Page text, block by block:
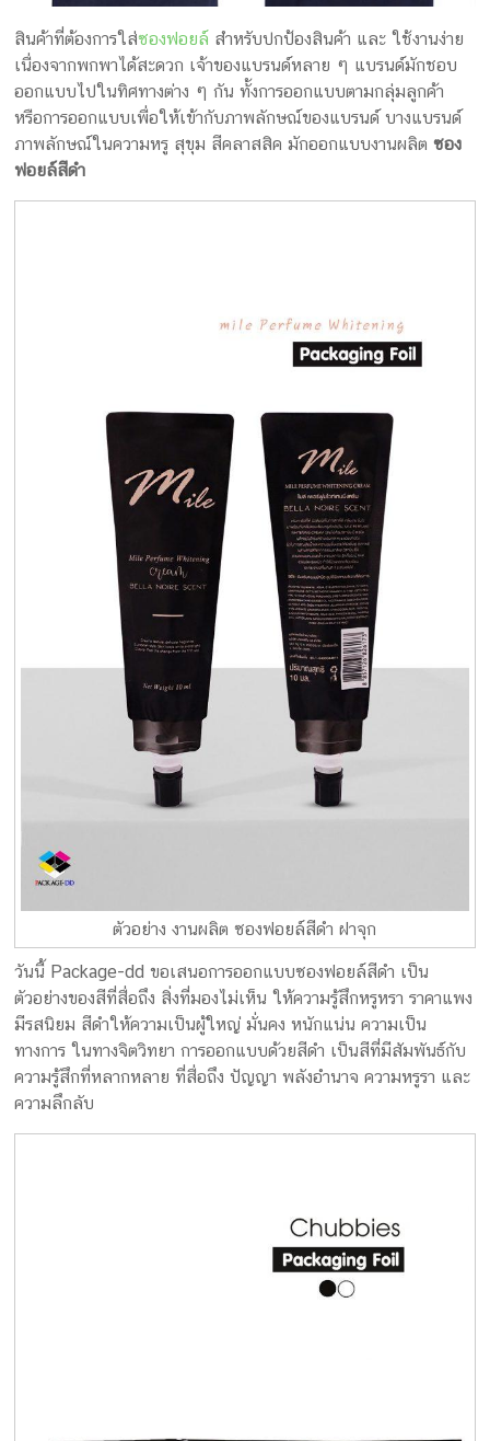
สินค้าที่ต้องการใส่ซองฟอยล์ สำหรับปกป้องสินค้า และ ใช้งานง่าย
เนื่องจากพกพาได้สะดวก เจ้าของแบรนด์หลาย ๆ แบรนด์มักชอบ
ออกแบบไปในทิศทางต่าง ๆ กัน ทั้งการออกแบบตามกลุ่มลูกค้า
หรือการออกแบบเพื่อให้เข้ากับภาพลักษณ์ของแบรนด์ บางแบรนด์
ภาพลักษณ์ในความหรู สุขุม สีคลาสสิค มักออกแบบงานผลิตซอง
ฟอยล์สีดำ
ตัวอย่าง งานผลิต ซองฟอยล์สีดำ ฝาจุก
วันนี้ Package-dd ขอเสนอการออกแบบซองฟอยล์สีดำ เป็น
ตัวอย่างของสีที่สื่อถึง สิ่งที่มองไม่เห็น ให้ความรู้สึกหรูหรา ราคาแพง
มีรสนิยม สีดำให้ความเป็นผู้ใหญ่ มั่นคง หนักแน่น ความเป็น
ทางการ ในทางจิตวิทยา การออกแบบด้วยสีดำ เป็นสีที่มีสัมพันธ์กับ
ความรู้สึกที่หลากหลาย ที่สื่อถึง ปัญญา พลังอำนาจ ความหรูรา และ
ความลึกลับ